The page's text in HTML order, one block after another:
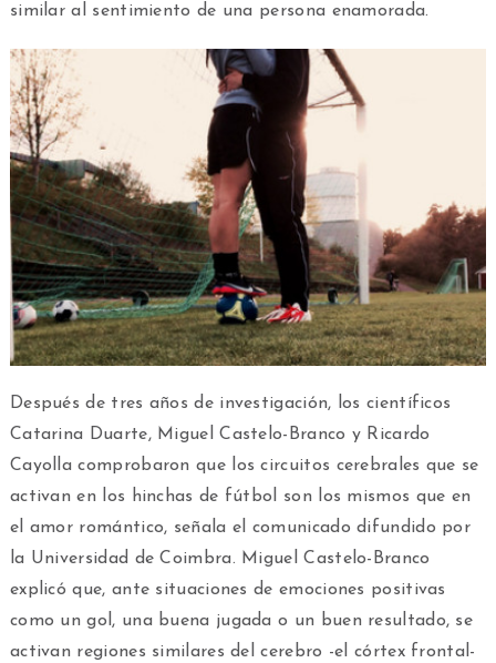
similar al sentimiento de una persona enamorada.
Después de tres años de investigación, los científicos
Catarina Duarte, Miguel Castelo-Branco y Ricardo
Cayolla comprobaron que los circuitos cerebrales que se
activan en los hinchas de fútbol son los mismos que en
el amor romántico, señala el comunicado difundido por
la Universidad de Coimbra. Miguel Castelo-Branco
explicó que, ante situaciones de emociones positivas
como un gol, una buena jugada o un buen resultado, se
activan regiones similares del cerebro -el córtex frontal-